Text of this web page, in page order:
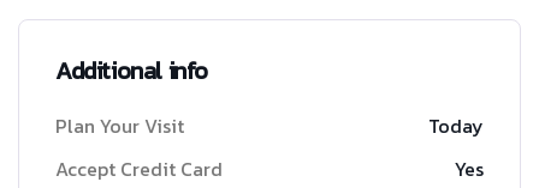
Additional info
Plan Your Visit
Today
Accept Credit Card
Yes